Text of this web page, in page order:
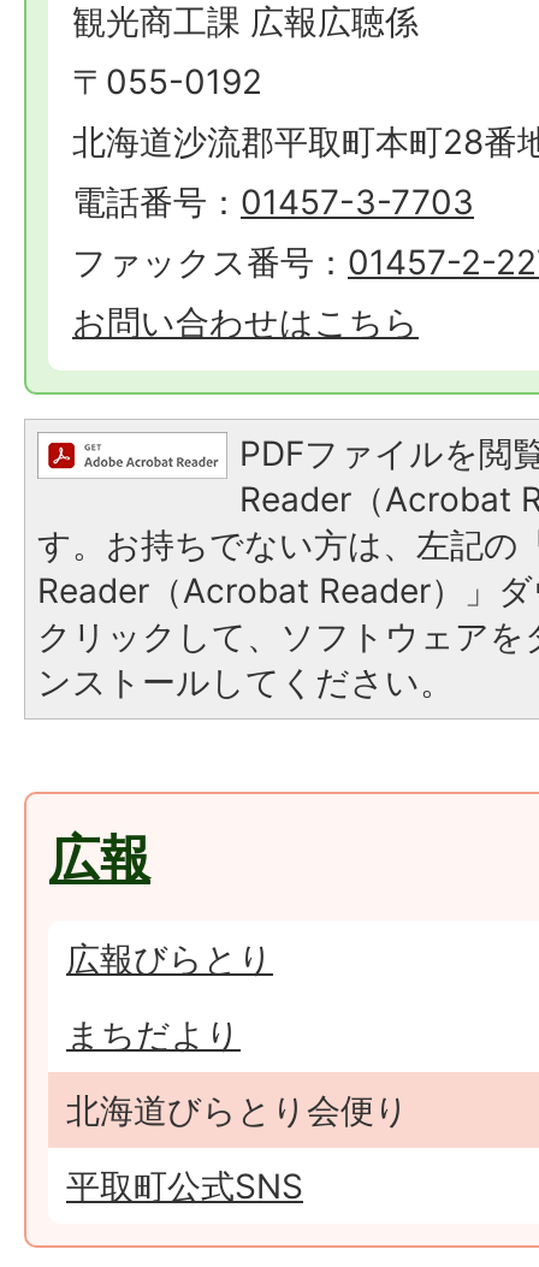
観光商工課 広報広聴係
〒055-0192
北海道沙流郡平取町本町28番
電話番号： 01457-3-7703
ファックス番号： 01457-2-
お問い合わせはこちら
PDFファイルを閲
Reader（Acrobat
す。お持ちでない方は、左記の
Reader（Acrobat Reader）」
クリックして、ソフトウェア
ンストールしてください。
広報
広報びらとり
まちだより
北海道びらとり会便り
平取町公式SNS